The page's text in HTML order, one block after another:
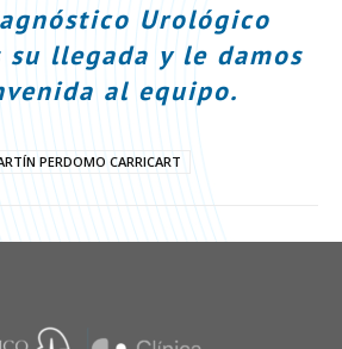
Urológico
su llegada y le damos
al equipo.
PERDOMO CARRICART